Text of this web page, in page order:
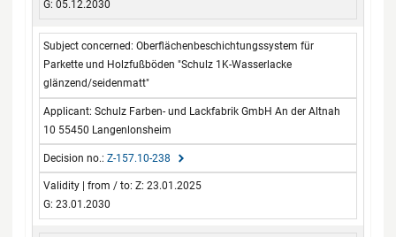
G: 05.12.2030
Oberflächenbeschichtungssystem für
Parkette und Holzfußböden "Schulz 1K-Wasserlacke
glänzend/seidenmatt"
Schulz Farben- und Lackfabrik GmbH An der Altnah
10 55450 Langenlonsheim
Z-157.10-238
Z: 23.01.2025
G: 23.01.2030